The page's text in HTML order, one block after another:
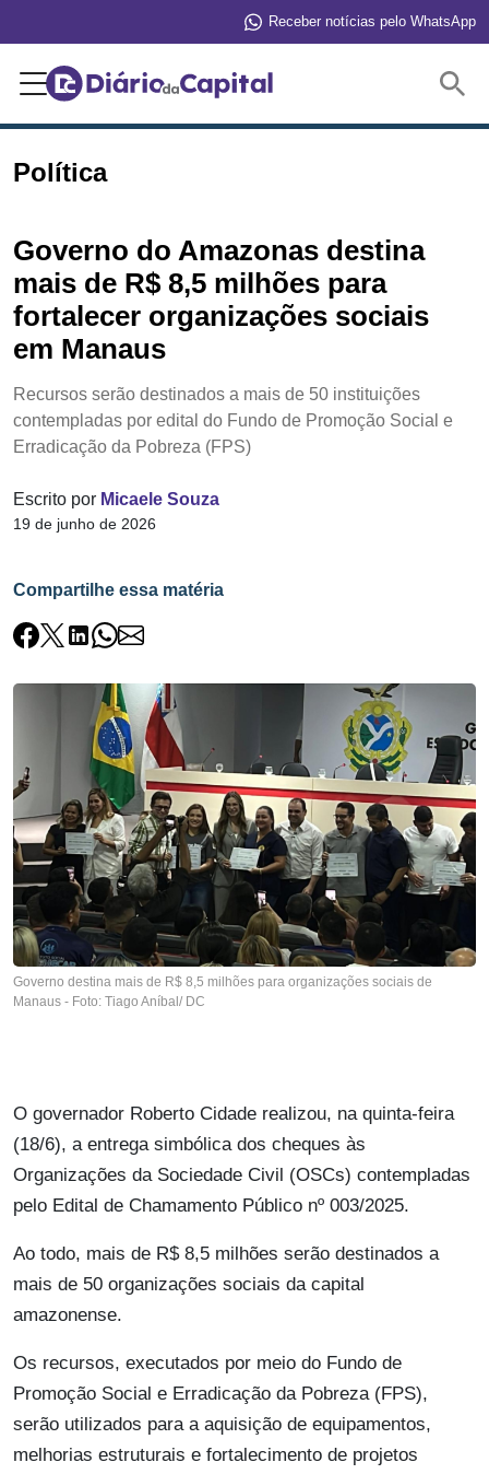
Receber notícias pelo WhatsApp
Política
Governo do Amazonas destina
mais de R$ 8,5 milhões para
fortalecer organizações sociais
em Manaus
Recursos serão destinados a mais de 50 instituições
contempladas por edital do Fundo de Promoção Social e
Erradicação da Pobreza (FPS)
Escrito por Micaele Souza
19 de junho de 2026
Compartilhe essa matéria
Governo destina mais de R$ 8,5 milhões para organizações sociais de
Manaus - Foto: Tiago Aníbal/ DC
O governador Roberto Cidade realizou, na quinta-feira
(18/6), a entrega simbólica dos cheques às
Organizações da Sociedade Civil (OSCs) contempladas
pelo Edital de Chamamento Público nº 003/2025.
Ao todo, mais de R$ 8,5 milhões serão destinados a
mais de 50 organizações sociais da capital
amazonense.
Os recursos, executados por meio do Fundo de
Promoção Social e Erradicação da Pobreza (FPS),
serão utilizados para a aquisição de equipamentos,
melhorias estruturais e fortalecimento de projetos